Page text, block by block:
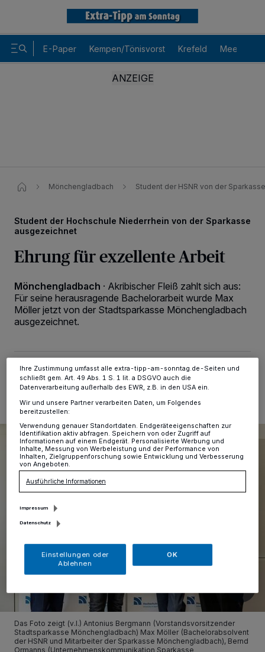
E-Paper Kempen/Tönisvorst Krefeld Meerbusch
Mönchengladbach Student der HSNR von der
Student der Hochschule Niederrhein von der Sparkasse
ausgezeichnet
Ehrung für exzellente Arbeit
Mönchengladbach · Akribischer Fleiß zahlt sich aus:
Für seine herausragende Bachelorarbeit wurde Max
Möller jetzt von der Stadtsparkasse Mönchengladbach
ausgezeichnet.
29.07.2025 , 09:10 Uhr Eine Minute Lesezeit
Das Foto zeigt (v.l.) Antonius Bergmann (Vorstandsvorsitzender
Stadtsparkasse Mönchengladbach) Max Möller (Bachelorabsolvent
der HSNR und Mitarbeiter der Sparkasse Mönchengladbach), Bernd
Ormanns (Unternehmenskommunikation Sparkasse
Wir und unsere 218-Partner speichern und greifen auf
personenbezogene Daten wie Browserdaten oder eindeutige
Kennungen auf Ihrem Gerät zu. Durch Auswahl von OK aktivieren Sie
verarbeiten Daten, um Ihnen Dienste bereitzustellen“ aufgeführten
Zwecke. Wenn Tracker deaktiviert sind, sind manche Inhalte und
Anzeigen möglicherweise nicht mehr so relevant für Sie. Sie können
dieses Menü jederzeit wieder aufrufen, um Ihre Einstellungen zu
ändern oder Ihre Einwilligung zu widerrufen, indem Sie auf den Link
Ihre Zustimmung umfasst alle extra-tipp-am-sonntag.de-Seiten und
schließt gem. Art. 49 Abs. 1 S. 1 lit. a DSGVO auch die
Datenverarbeitung außerhalb des EWR, z.B. in den USA ein.
Wir und unsere Partner verarbeiten Daten, um Folgendes
bereitzustellen:
Verwendung genauer Standortdaten. Endgeräteeigenschaften zur
Identifikation aktiv abfragen. Speichern von oder Zugriff auf
Informationen auf einem Endgerät. Personalisierte Werbung und
Inhalte, Messung von Werbeleistung und der Performance von
Inhalten, Zielgruppenforschung sowie Entwicklung und Verbesserung
von Angeboten.
Ausführliche Informationen
Impressum
Datenschutz
Einstellungen oder
Ablehnen
OK